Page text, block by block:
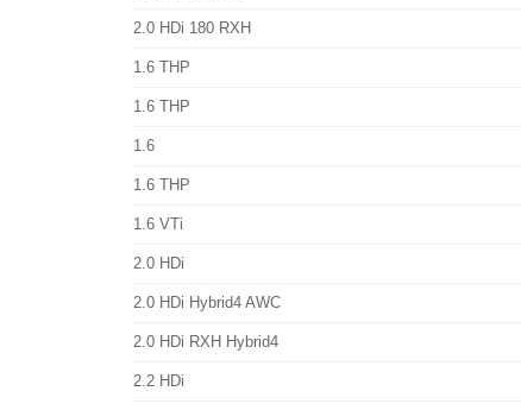
2.0 HDi 180 RXH
1.6 THP
1.6 THP
1.6
1.6 THP
1.6 VTi
2.0 HDi
2.0 HDi Hybrid4 AWC
2.0 HDi RXH Hybrid4
2.2 HDi